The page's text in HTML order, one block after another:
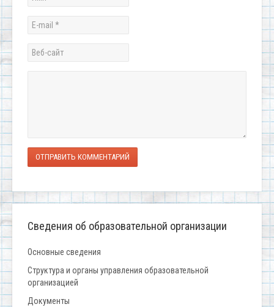
ОТПРАВИТЬ КОММЕНТАРИЙ
Сведения об образовательной организации
Основные сведения
Структура и органы управления образовательной
организацией
Документы